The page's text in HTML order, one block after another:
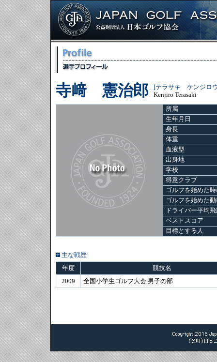
寺﨑 憲治郎
[テラサキ ケンジロ
Kenjiro Terasaki
所属
生年月日
身長
体重
血液型
出身地
学校
得意クラブ
ゴルフを始めた
ゴルフを始めた
ドライバー平均
ベストスコア
目標とする人
主な戦歴
年度
競技名
2009
全国小学生ゴルフ大会 男子の部